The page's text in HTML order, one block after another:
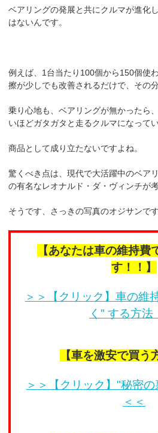
ベアリングの発展と共にクルマが進化
はないんです。
例えば、1台当たり100個から150個使
擦が少しでも改善されるだけで、その
乗り心地も、ベアリングが無かったら
いほどガタガタと走るクルマになって
商品として成り立たないですよね。
驚くべき点は、現代で大活躍中のベア
の有名なレオナルド・ダ・ヴィンチが
そうです、さっきの写真のオジサンで
【あなたは車の維持費
す！！】
＞＞【クリック】車の維
く" する方法
【車を激安で買う
＞＞【クリック】"秘密の
＜＜